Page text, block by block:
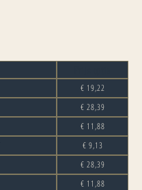
€ 19,22
€ 28,39
€ 11,88
€ 9,13
€ 28,39
€ 11,88